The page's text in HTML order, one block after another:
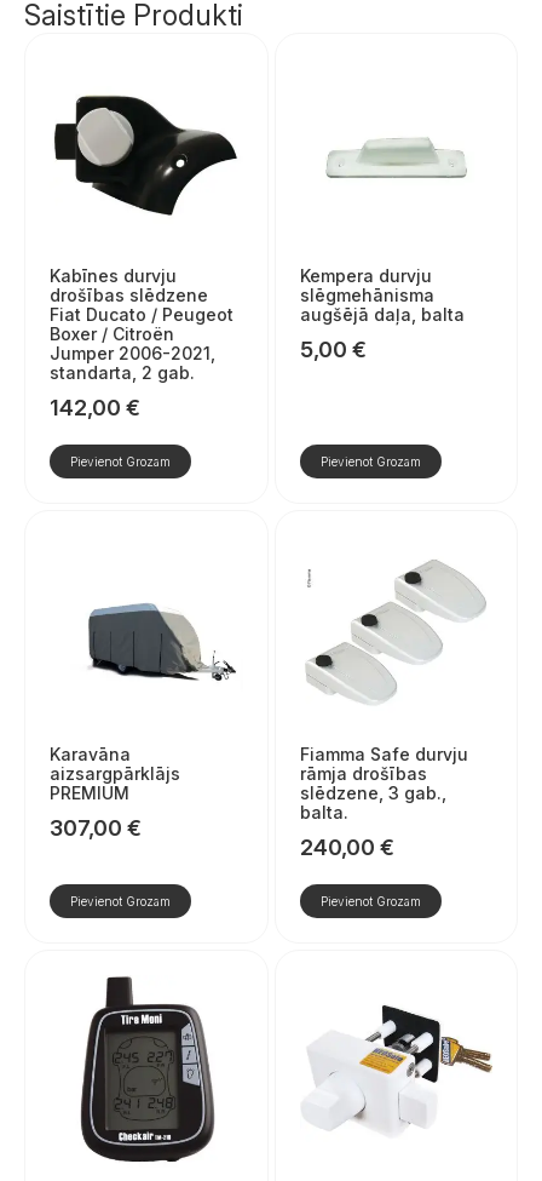
Saistītie Produkti
Kabīnes durvju
drošības slēdzene
Fiat Ducato / Peugeot
Boxer / Citroën
Jumper 2006-2021,
standarta, 2 gab.
142,00 €
Pievienot Grozam
Kempera durvju
slēgmehānisma
augšējā daļa, balta
5,00 €
Pievienot Grozam
Karavāna
aizsargpārklājs
PREMIUM
307,00 €
Pievienot Grozam
Fiamma Safe durvju
rāmja drošības
slēdzene, 3 gab.,
balta.
240,00 €
Pievienot Grozam